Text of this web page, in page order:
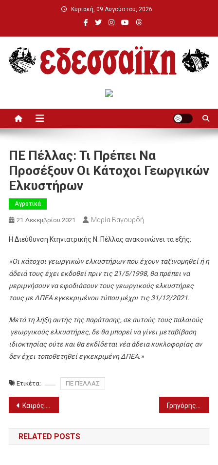
Κυριακή, 09 Αυγούστου, 2026
ΠΕ Πέλλας: Τι Πρέπει Να
Προσέξουν Οι Κάτοχοι Γεωργικών
Ελκυστήρων
Αγροτικά
21 Δεκεμβρίου 2021 Μαρία Βαγουρδή
Η Διεύθυνση Κτηνιατρικής Ν. Πέλλας ανακοινώνει τα εξής:
«Οι κάτοχοι γεωργικών ελκυστήρων που έχουν ταξινομηθεί ή η
άδειά τους έχει εκδοθεί πριν τις 21/5/1998, θα πρέπει να
μεριμνήσουν να εφοδιάσουν τους γεωργικούς ελκυστήρες
τους με ΔΠΕΑ εγκεκριμένου τύπου μέχρι τις 31/12/2021.
Μετά τη λήξη αυτής της παράτασης, σε αυτούς τους παλαιούς
γεωργικούς ελκυστήρες, δε θα μπορεί να γίνει μεταβίβαση
ιδιοκτησίας ούτε και θα εκδίδεται νέα άδεια κυκλοφορίας αν
δεν έχει τοποθετηθεί εγκεκριμένη ΔΠΕΑ.»
Ετικέτα: ΠΕ ΠΕΛΛΑΣ
Πλοήγηση
άρθρων
Καιρός: Πού καταγράφηκαν οι χαμηλότερες θερμοκρασίες
RELATED POSTS